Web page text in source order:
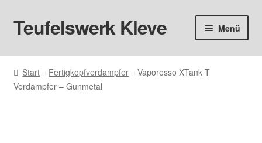
Zur
Navigation
Zum
Inhalt
Teufelswerk Kleve Menü
Startseite
Hardware
Start Fertigkopfverdampfer
Vaporesso XTank T
Verdampfer – Gunmetal